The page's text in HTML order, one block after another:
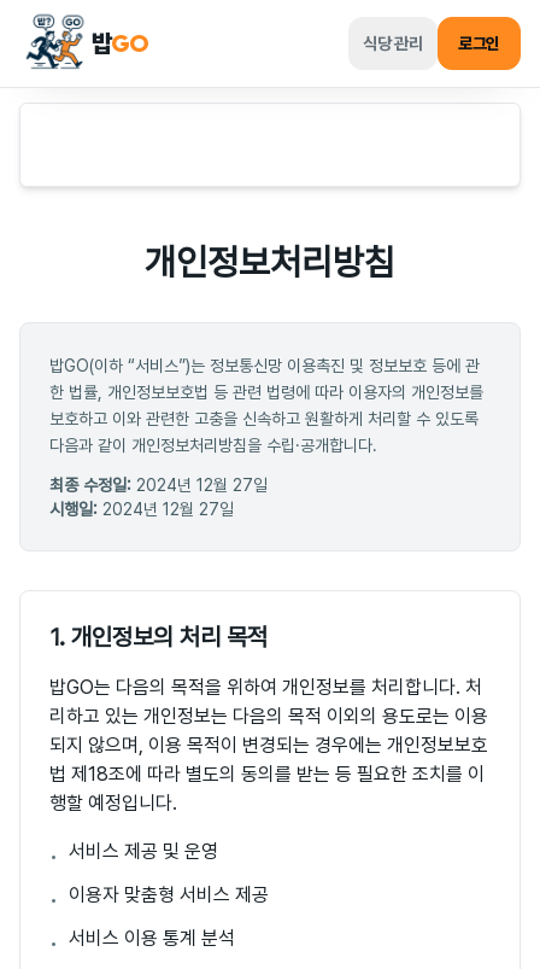
밥GO 식당 관리 로그인
개인정보처리방침
밥GO(이하 “서비스”)는 정보통신망 이용촉진 및 정보보호 등에 관
한 법률, 개인정보보호법 등 관련 법령에 따라 이용자의 개인정보를
보호하고 이와 관련한 고충을 신속하고 원활하게 처리할 수 있도록
다음과 같이 개인정보처리방침을 수립·공개합니다.
최종 수정일: 2024년 12월 27일
시행일: 2024년 12월 27일
1. 개인정보의 처리 목적
밥GO는 다음의 목적을 위하여 개인정보를 처리합니다. 처
리하고 있는 개인정보는 다음의 목적 이외의 용도로는 이용
되지 않으며, 이용 목적이 변경되는 경우에는 개인정보보호
법 제18조에 따라 별도의 동의를 받는 등 필요한 조치를 이
행할 예정입니다.
• 서비스 제공 및 운영
• 이용자 맞춤형 서비스 제공
• 서비스 이용 통계 분석